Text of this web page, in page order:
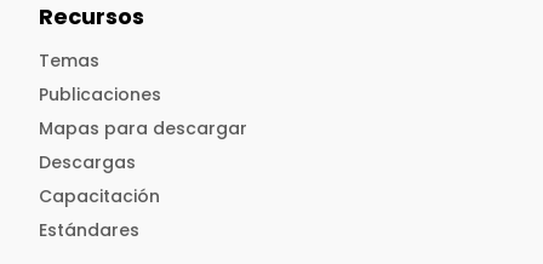
Recursos
Temas
Publicaciones
Mapas para descargar
Descargas
Capacitación
Estándares